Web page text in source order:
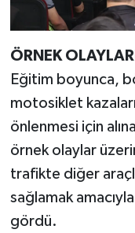
ÖRNEK
Eğitim boyunca,
motosiklet
önlenmesi için
örnek olaylar
trafikte diğer
sağlamak
gördü.